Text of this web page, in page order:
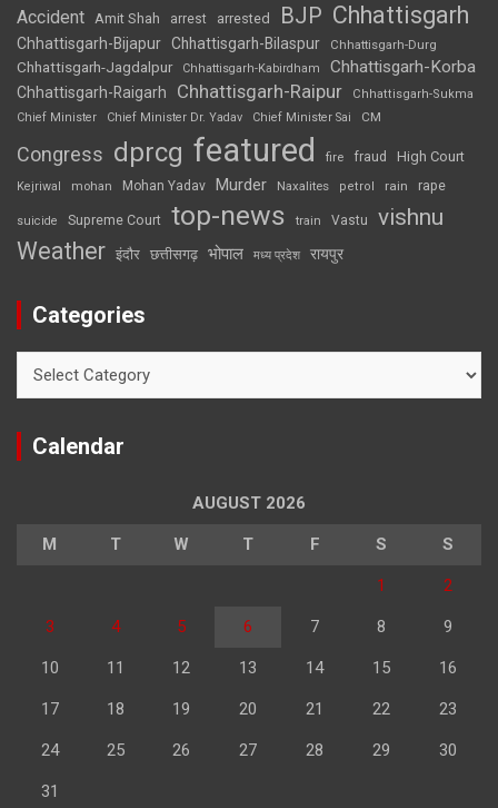
Accident Amit Shah arrest arrested BJP Chhattisgarh
Chhattisgarh-Bijapur Chhattisgarh-Bilaspur Chhattisgarh-Durg
Chhattisgarh-Jagdalpur Chhattisgarh-Kabirdham Chhattisgarh-Korba
Chhattisgarh-Raigarh Chhattisgarh-Raipur
Chhattisgarh-Sukma
Chief Minister
Chief Minister Dr. Yadav Chief Minister Sai CM
Congress dprcg featured fire fraud High Court
Kejriwal mohan Mohan Yadav Murder Naxalites petrol rain rape
suicide Supreme Court top-news train Vastu vishnu
Weather इंदौर छत्तीसगढ़ भोपाल मध्य प्रदेश रायपुर
Categories
Calendar
AUGUST 2026
M T W T F S S
1 2
3 4 5 6 7 8 9
10 11 12 13 14 15 16
17 18 19 20 21 22 23
24 25 26 27 28 29 30
31